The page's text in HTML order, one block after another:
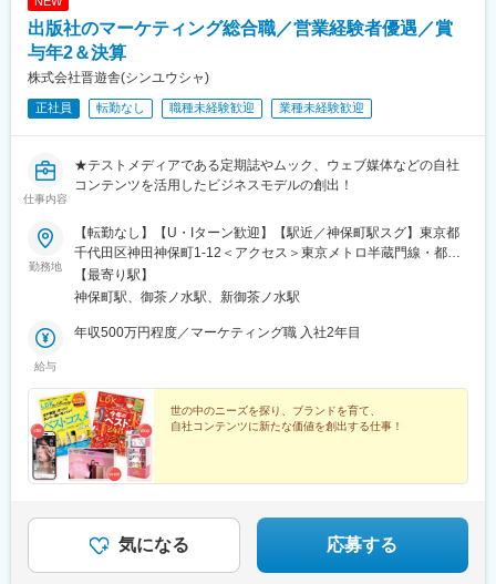
出版社のマーケティング総合職／営業経験者優遇／賞
与年2＆決算
株式会社晋遊舎(シンユウシャ)
正社員 転勤なし 職種未経験歓迎 業種未経験歓迎
仕事内容
★テストメディアである定期誌やムック、ウェブ媒体などの自社
コンテンツを活用したビジネスモデルの創出！
勤務地
【転勤なし】【U・Iターン歓迎】【駅近／神保町駅スグ】東京都
千代田区神田神保町1-12＜アクセス＞東京メトロ半蔵門線・都営
新宿線・都営三田線「神保町駅」A5出口より徒歩1分
【最寄り駅】
神保町駅、御茶ノ水駅、新御茶ノ水駅
給与
年収500万円程度／マーケティング職 入社2年目
世の中のニーズを探り、ブランドを育て、
自社コンテンツに新たな価値を創出する仕事！
気になる 応募する